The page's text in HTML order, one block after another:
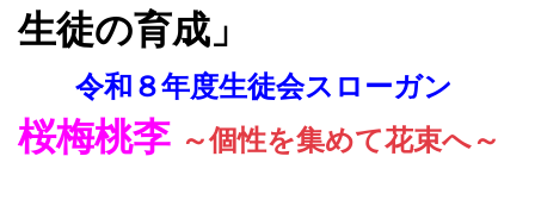
生徒の育成 」
令和８年度生徒会スローガン
桜梅桃李 ～個性を集めて花束へ～